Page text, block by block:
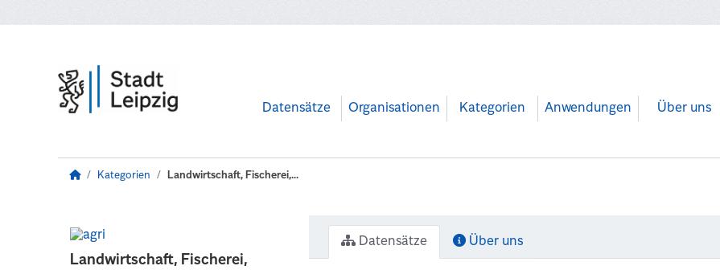
Datensätze Organisationen Kategorien Anwendungen Über uns
Kategorien Landwirtschaft, Fischerei,...
Landwirtschaft, Fischerei,
Datensätze Über uns